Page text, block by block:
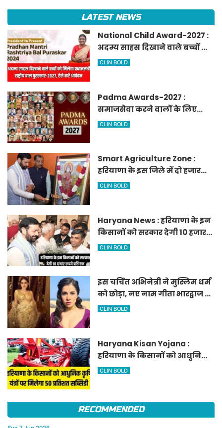
LATEST NEWS
National Child Award-2027 :
अदम्य साहस दिखाने वाले बच्चों को
मिलेगा प्रधानमंत्री राष्ट्रीय बाल
CLIN BOLD
Padma Awards-2027 :
समाजसेवा करने वालों के लिए
सुनेहरा मौका, गृह मंत्रालय ने
CLIN BOLD
Smart Agriculture Zone :
हरियाणा के इस जिले में दो हजार
एकड़ में बनेगा स्मार्ट एग्रीकल्चर
CLIN BOLD
Haryana News : हरियाणा के इन
किसानों को सरकार देगी 10 हजार
रुपये प्रति एकड़, सीएम सैनी की
CLIN BOLD
इस चर्चित अभिनेत्री ने मुस्लिम धर्म
को छोड़ा, नए नाम गीता भारद्वाज से
हो रही वायरल
CLIN BOLD
Haryana Kisan Yojana :
हरियाणा के किसानों को आधुनिक
कृषि यंत्रों पर मिलेगा 50 प्रतिशत
CLIN BOLD
RECOMMENDED